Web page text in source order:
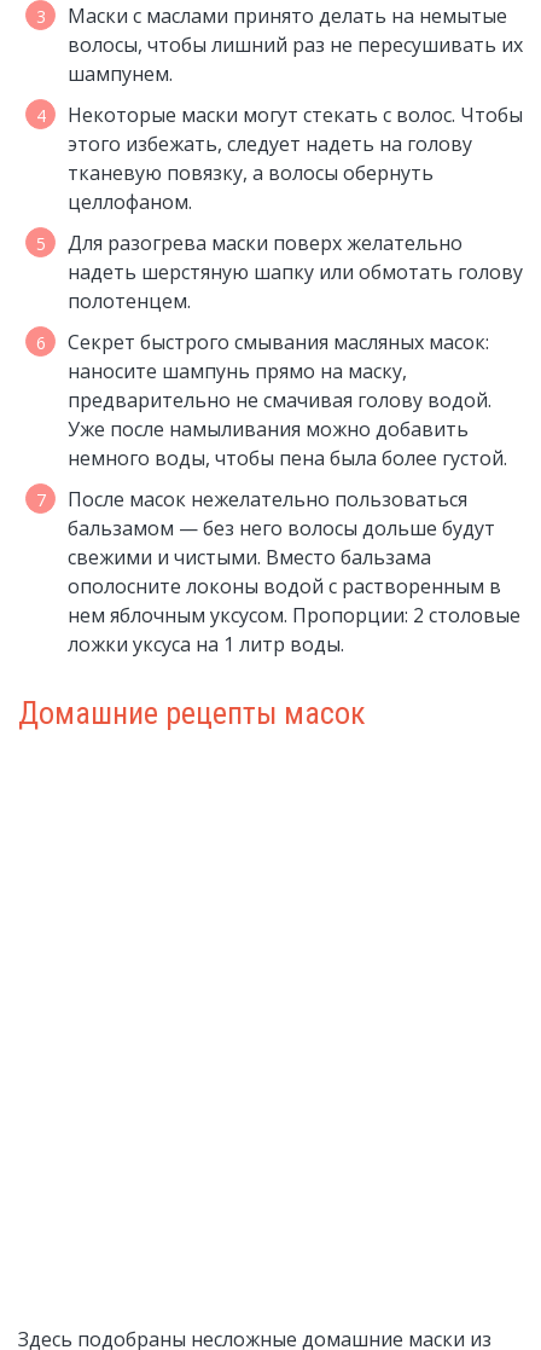
Маски с маслами принято делать на немытые
волосы, чтобы лишний раз не пересушивать их
шампунем.
Некоторые маски могут стекать с волос. Чтобы
этого избежать, следует надеть на голову
тканевую повязку, а волосы обернуть
целлофаном.
Для разогрева маски поверх желательно
надеть шерстяную шапку или обмотать голову
полотенцем.
Секрет быстрого смывания масляных масок:
наносите шампунь прямо на маску,
предварительно не смачивая голову водой.
Уже после намыливания можно добавить
немного воды, чтобы пена была более густой.
После масок нежелательно пользоваться
бальзамом — без него волосы дольше будут
свежими и чистыми. Вместо бальзама
ополосните локоны водой с растворенным в
нем яблочным уксусом. Пропорции: 2 столовые
ложки уксуса на 1 литр воды.
Домашние рецепты масок
Здесь подобраны несложные домашние маски из